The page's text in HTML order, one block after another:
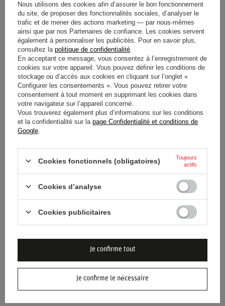
mat et les liserés jaune fluo assure une visibilité dynamique
sur le circuit.
Entité responsable de ce
produit dans l'UE
RACING FORCE
S.P.A.
Lire la suite
État Nouveaux produits
Catégorie
Genre Mâle
Matériel Autre
CIK-FIA
Nous utilisons des cookies afin d’assurer le bon fonctionnement
du site, de proposer des fonctionnalités sociales, d’analyser le
trafic et de mener des actions marketing — par nous-mêmes
ainsi que par nos Partenaires de confiance. Les cookies servent
également à personnaliser les publicités. Pour en savoir plus,
consultez la politique de confidentialité
En acceptant ce message, vous consentez à l’enregistrement de
cookies sur votre appareil. Vous pouvez définir les conditions de
stockage ou d’accès aux cookies en cliquant sur l’onglet «
Configurer les consentements ». Vous pouvez retirer votre
consentement à tout moment en supprimant les cookies dans
votre navigateur sur l’appareil concerné.
Vous trouverez également plus d’informations sur les conditions
et la confidentialité sur la page Confidentialité et conditions de
Google
Cookies fonctionnels (obligatoires)
Toujours
actifs
Cookies d’analyse
Cookies publicitaires
Je confirme le nécessaire
Je confirme tout